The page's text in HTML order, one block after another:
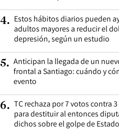
4. Estos hábitos diarios pueden
adultos mayores a reducir el
depresión, según un estudio
5. Anticipan la llegada de un
frontal a Santiago: cuándo y
evento
6. TC rechaza por 7 votos contra
para destituir al entonces
dichos sobre el golpe de Estado